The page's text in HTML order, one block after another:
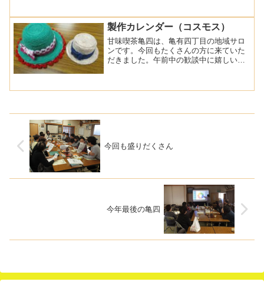
桔梗を作り、麻紐で作ったすすきとバラ
ンスをみて貼っていきます...
製作カレンダー（コスモス）
甘味喫茶亀四は、亀有四丁目の地域サロ
ンです。今回もたくさんの方に来ていた
だきました。午前中の歓談中に嬉しい報
作ったと作品をもって来てくれました。
今回も盛りだくさん
今年最後の亀四